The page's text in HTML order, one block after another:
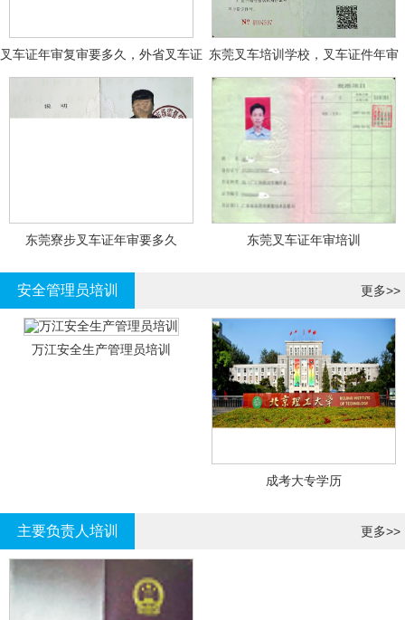
叉车证年审复审要多久，外省叉车证
年审换证
东莞叉车培训学校，叉车证件年审
东莞寮步叉车证年审要多久 东莞叉车证年审培训
安全管理员培训 更多>>
万江安全生产管理员培训
成考大专学历
主要负责人培训 更多>>